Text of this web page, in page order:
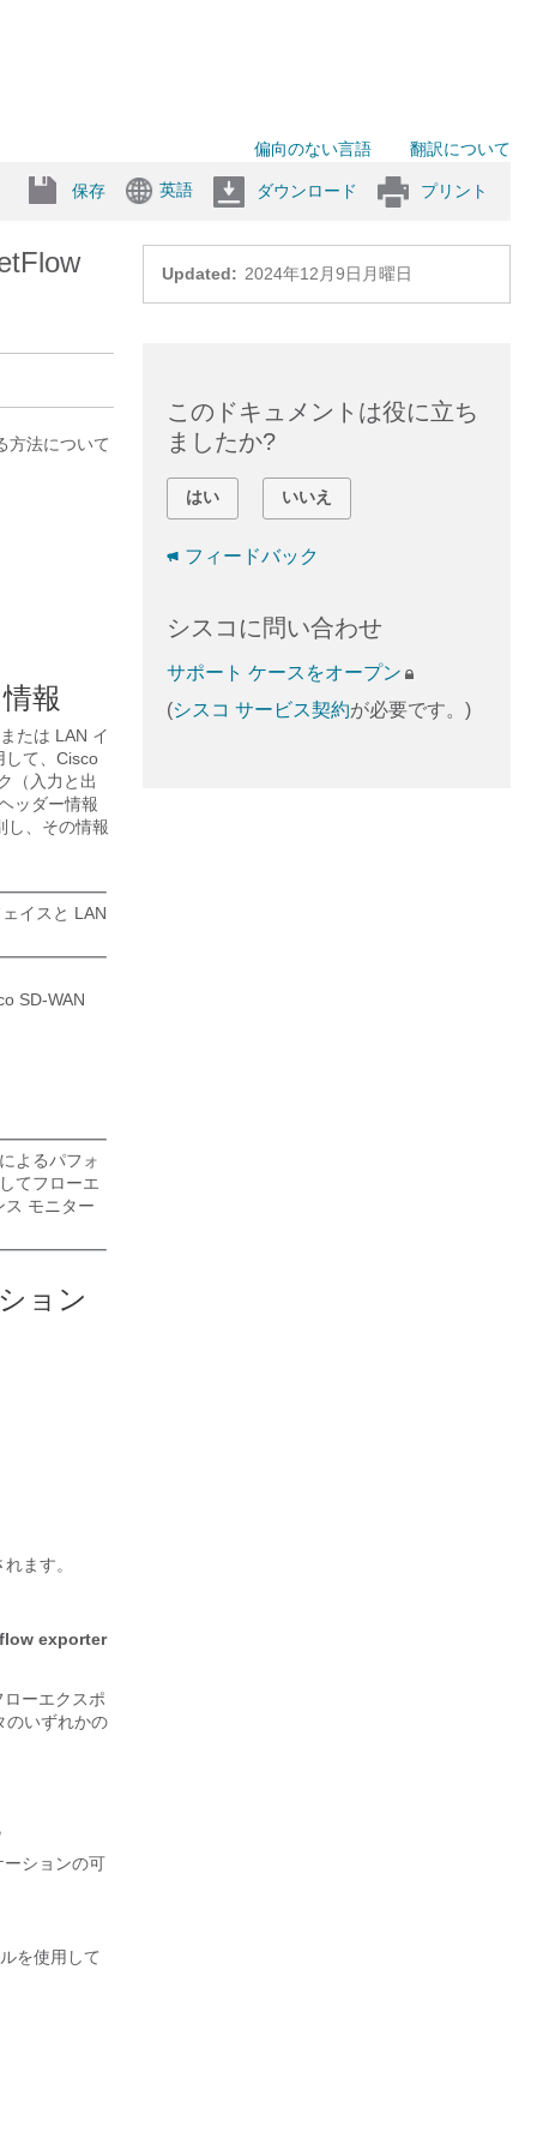
偏向のない言語 翻訳について
保存 英語 ダウンロード プリント
Updated: 2024年12月9日月曜日
方法について
報
たは LAN イ
して、Cisco
（入力と出
ッダー情報
し、その情報
イスと LAN
SD-WAN
よるパフォ
てフローエ
ス モニター
ョン
ます。
exporter
ーエクスポ
のいずれかの
ションの可
を使用して
このドキュメントは役に立ち
ましたか?
はい いいえ
フィードバック
シスコに問い合わせ
サポート ケースをオープン
(シスコ サービス契約が必要です。)